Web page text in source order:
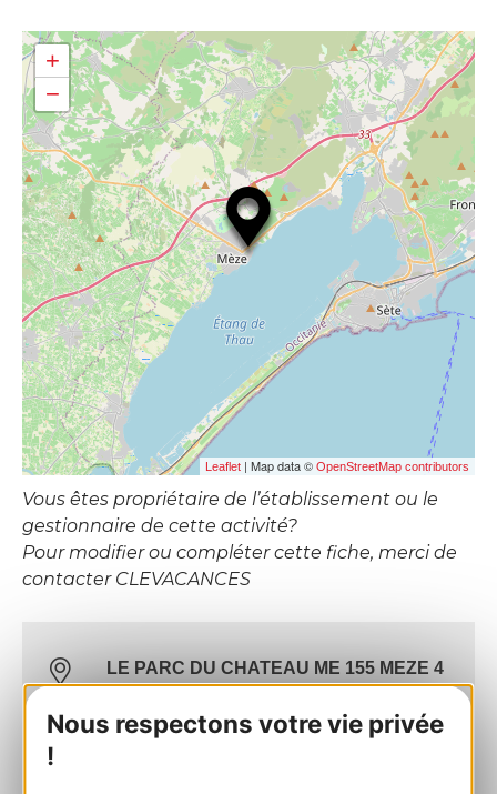
Nous respectons votre vie privée
!
+
−
Leaflet | Map data © OpenStreetMap contributors
Vous êtes propriétaire de l’établissement ou le
gestionnaire de cette activité?
Pour modifier ou compléter cette fiche, merci de
contacter CLEVACANCES
LE PARC DU CHATEAU ME 155 MEZE 4
16 rue ronzier 34140 MEZE